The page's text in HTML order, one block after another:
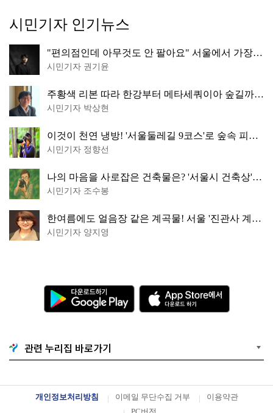
시민기자 인기뉴스
"편의점인데 아무것도 안 팔아요" 서울에서 가장
특별한 편의점의 정체
시민기자 권기윤
주황색 리본 따라 한강부터 메타세쿼이아 숲길까
지…서울둘레길 15코스
시민기자 박상현
이것이 천연 냉방! '서울둘레길 9코스'로 숲속 피서
떠나볼까
시민기자 정향선
나의 마음을 사로잡은 건축물은? '서울시 건축상'
수상작 공개!
시민기자 조수봉
한여름에도 얼음장 같은 계곡물! 서울 '진관사 계
곡'이 천국이네~
시민기자 양지영
다
운
로
드
o
o
g
a
A
p
p
S
서
하
관련 누리집 바로가기
개인정보처리방침 이메일 무단수집 거부
이용약관